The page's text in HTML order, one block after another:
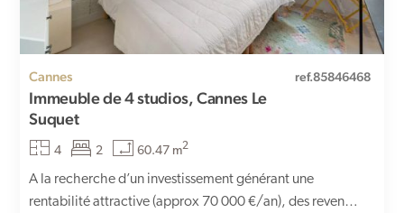
Cannes ref.85846468
Immeuble de 4 studios, Cannes Le
Suquet
4 2 60.47 m2
A la recherche d’un investissement générant une
rentabilité attractive (approx 70 000 €/an), des revenus